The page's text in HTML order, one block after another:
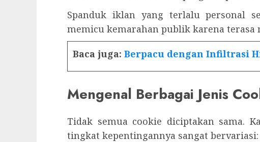
Spanduk iklan yang terlalu personal
memicu kemarahan publik karena terasa
Baca juga: Berpacu dengan Infiltrasi
Mengenal Berbagai Jenis
Tidak semua cookie diciptakan sama.
tingkat kepentingannya sangat bervariasi: